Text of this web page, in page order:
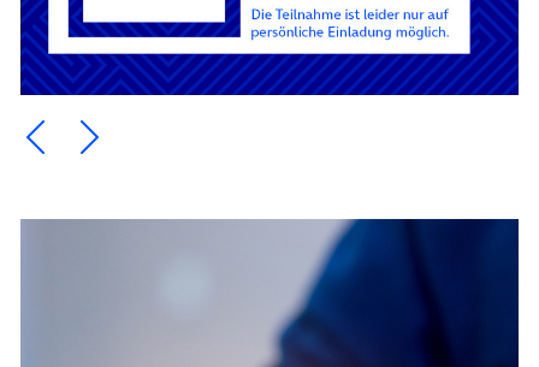
Ein Element zurück blättern
Ein Element weiter blättern